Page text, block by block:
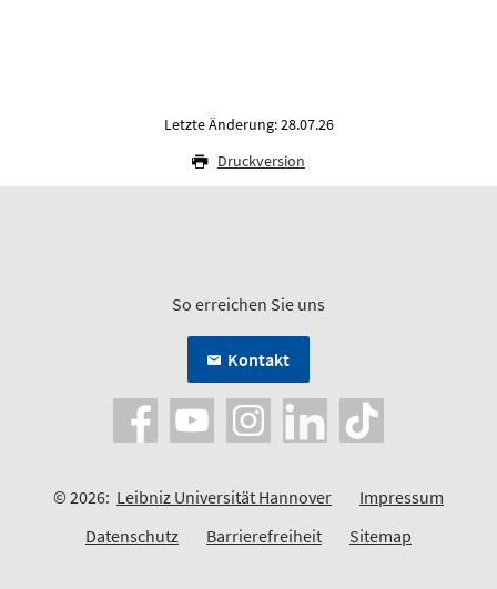
Letzte Änderung: 28.07.26
Druckversion
So erreichen Sie uns
Kontakt
© 2026: Leibniz Universität Hannover
Impressum
Datenschutz
Barrierefreiheit Sitemap